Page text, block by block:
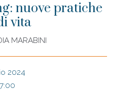
nuove pratiche
vita
MARABINI
2024